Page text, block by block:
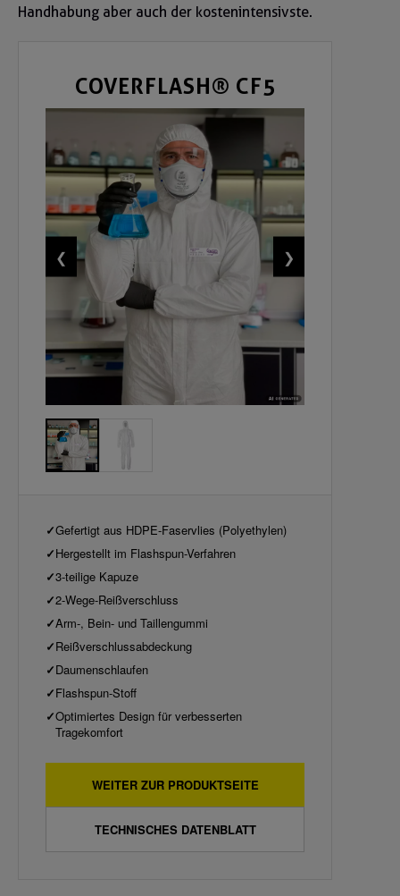
Handhabung aber auch der kostenintensivste.
COVERFLASH® CF5
❮ ❯
Gefertigt aus HDPE-Faservlies (Polyethylen)
Hergestellt im Flashspun-Verfahren
3-teilige Kapuze
2-Wege-Reißverschluss
Arm-, Bein- und Taillengummi
Reißverschlussabdeckung
Daumenschlaufen
Flashspun-Stoff
Optimiertes Design für verbesserten
Tragekomfort
WEITER ZUR PRODUKTSEITE
TECHNISCHES DATENBLATT